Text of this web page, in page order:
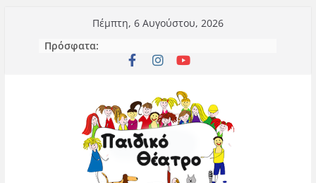
περιεχόμενο
Πέμπτη, 6 Αυγούστου, 2026
Πρόσφατα: